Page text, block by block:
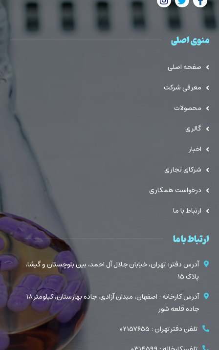
منوی اصلی
صفحه اصلی
معرفی شرکت
محصولات
گالری
اخبار
شرکای تجاری
درخواست همکاری
ارتباط با ما
ارتباط با ما
آدرس دفتر : تهران، خیابان جلال آل احمد، بین بلوچستان و گیشا،
پلاک ۱۵
آدرس کارخانه : اصفهان، میدان آزادی، جاده بهارستان، کیلومتر ۱۸
جاده قلعه شور
تلفن دفتر تهران : ۰۲۱۵۷۶۵۵